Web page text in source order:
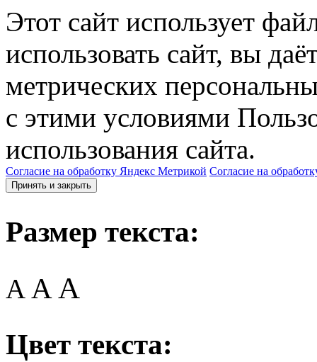
Этот сайт использует
использовать сайт, вы
метрических
с этими условиями
использования сайта.
Согласие на обработку Яндекс Метрикой Согласие на
Принять и закрыть
Размер текста:
A AA
Цвет текста: